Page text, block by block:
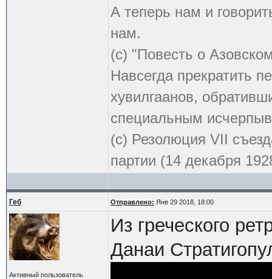
А теперь нам и
нам.
(с) "Повесть о
Навсегда прекратить
хувилгаанов,
специальным
(с) Резолюция VII
партии (14 декабря
Геб Отправлено: Янв 29 2018, 18:00
Активный пользователь
Из греческого
Данаи